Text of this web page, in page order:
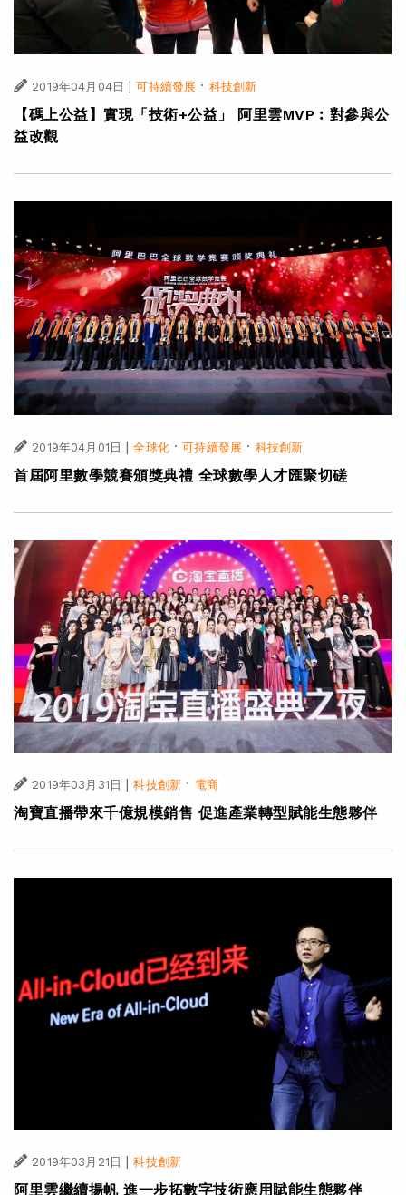
2019年04月04日 | 可持續發展 · 科技創新
【碼上公益】實現「技術+公益」 阿里雲MVP︰對參與公
益改觀
2019年04月01日 | 全球化·可持續發展 · 科技創新
首屆阿里數學競賽頒獎典禮 全球數學人才匯聚切磋
2019年03月31日 | 科技創新 · 電商
淘寶直播帶來千億規模銷售 促進產業轉型賦能生態夥伴
2019年03月21日 科技創新
阿里雲繼續揚帆 進一步拓數字技術應用賦能生態夥伴